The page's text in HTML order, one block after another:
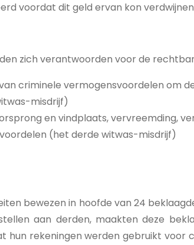
voordat dit geld ervan kon
zich verantwoorden voor de
criminele vermogensvoordelen om
misdrijf)
en vindplaats, vervreemding,
(het derde witwas-misdrijf)
bewezen in hoofde van 24
aan derden, maakten deze
hun rekeningen werden gebruikt voor